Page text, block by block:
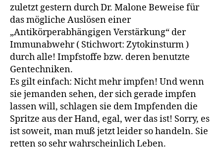
zuletzt gestern durch Dr. Malone Beweise für
das mögliche Auslösen einer
„Antikörperabhängigen Verstärkung“ der
Immunabwehr ( Stichwort: Zytokinsturm )
durch alle! Impfstoffe bzw. deren benutzte
Gentechniken.
Es gilt einfach: Nicht mehr impfen! Und wenn
sie jemanden sehen, der sich gerade impfen
lassen will, schlagen sie dem Impfenden die
Spritze aus der Hand, egal, wer das ist! Sorry, es
ist soweit, man muß jetzt leider so handeln. Sie
retten so sehr wahrscheinlich Leben.